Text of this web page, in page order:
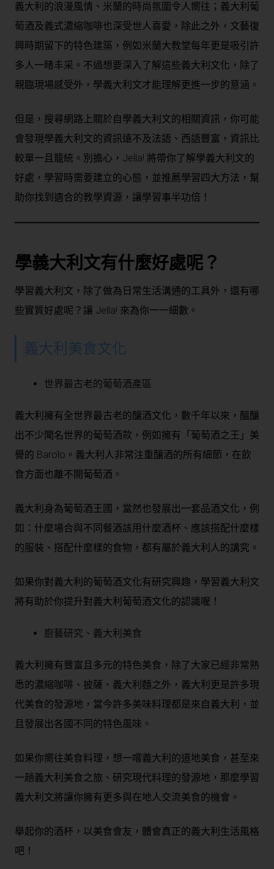
義大利的浪漫風情、米蘭的時尚氛圍令人嚮往；義大利葡
萄酒及義式濃縮咖啡也深受世人喜愛，除此之外，文藝復
興時期留下的特色建築，例如米蘭大教堂每年更是吸引許
多人一睹丰采。不過想要深入了解這些義大利文化，除了
親臨現場感受外，學義大利文才能理解更進一步的意涵。
但是，搜尋網路上關於自學義大利文的相關資訊，你可能
會發現學義大利文的資訊遠不及法語、西語豐富，資訊比
較單一且籠統。別擔心，Jella! 將帶你了解學義大利文的
好處，學習時需要建立的心態，並推薦學習四大方法，幫
助你找到適合的教學資源，讓學習事半功倍！
學義大利文有什麼好處呢？
學習義大利文，除了做為日常生活溝通的工具外，還有哪
些實質好處呢？讓 Jella! 來為你一一細數。
義大利美食文化
世界最古老的葡萄酒產區
義大利擁有全世界最古老的釀酒文化，數千年以來，醞釀
出不少聞名世界的葡萄酒款，例如擁有「葡萄酒之王」美
譽的 Barolo。義大利人非常注重釀酒的所有細節，在飲
食方面也離不開葡萄酒。
義大利身為葡萄酒王國，當然也發展出一套品酒文化，例
如：什麼場合與不同餐酒該用什麼酒杯、應該搭配什麼樣
的服裝、搭配什麼樣的食物，都有屬於義大利人的講究。
如果你對義大利的葡萄酒文化有研究興趣，學習義大利文
將有助於你提升對義大利葡萄酒文化的認識喔！
廚藝研究、義大利美食
義大利擁有豐富且多元的特色美食，除了大家已經非常熟
悉的濃縮咖啡、披薩、義大利麵之外，義大利更是許多現
代美食的發源地，當今許多美味料理都是來自義大利，並
且發展出各國不同的特色風味。
如果你嚮往美食料理，想一嚐義大利的道地美食，甚至來
一趟義大利美食之旅、研究現代料理的發源地，那麼學習
義大利文將讓你擁有更多與在地人交流美食的機會。
舉起你的酒杯，以美食會友，體會真正的義大利生活風格
吧！